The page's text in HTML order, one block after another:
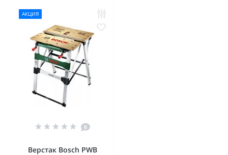
АКЦИЯ
0
Верстак Bosch PWB